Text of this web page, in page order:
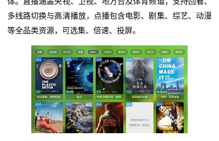
多线路切换与高清播放，点播包含电影、剧集、综艺、动漫
等全品类资源，可选集、倍速、投屏。